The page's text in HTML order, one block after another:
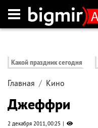
Какой праздник сегодня
Главная Кино
Джеффри
2 декабря 2011, 00:25